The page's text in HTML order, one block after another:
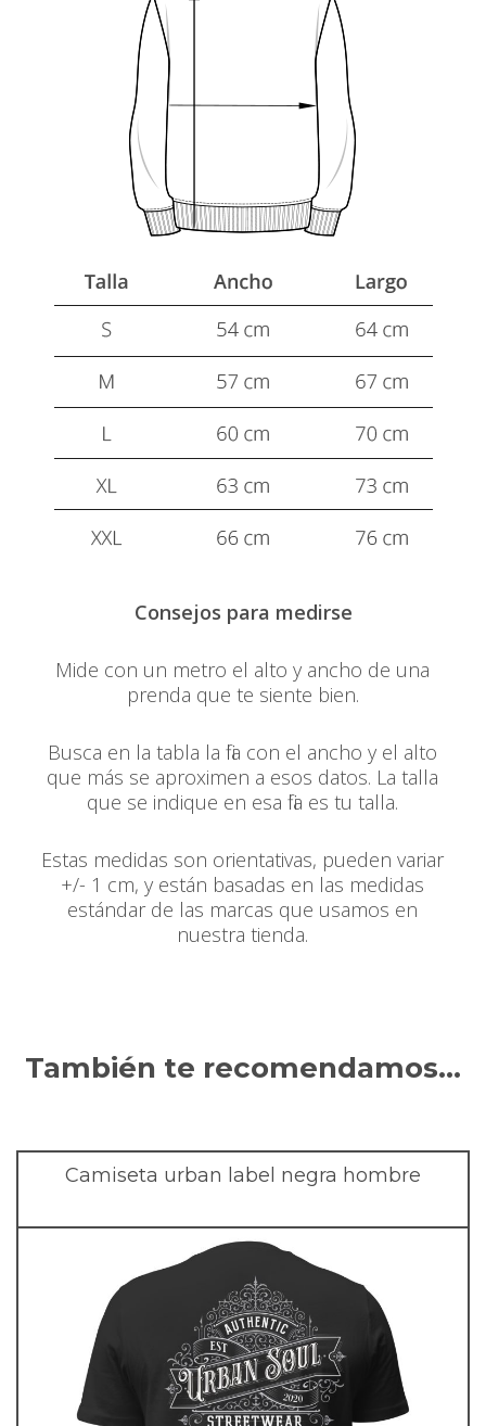
Consejos para medirse
Mide con un metro el alto y ancho de una
prenda que te siente bien.
Busca en la tabla la fila con el ancho y el alto
que más se aproximen a esos datos. La talla
que se indique en esa fila es tu talla.
Estas medidas son orientativas, pueden variar
+/- 1 cm, y están basadas en las medidas
estándar de las marcas que usamos en
nuestra tienda.
También te recomendamos…
Camiseta urban label negra hombre